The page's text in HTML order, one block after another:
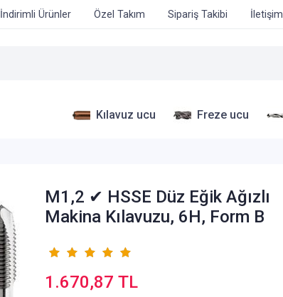
İndirimli Ürünler Özel Takım Sipariş Takibi İletişim
Kılavuz ucu Freze ucu
M1,2 ✔ HSSE Düz Eğik Ağızlı
Makina Kılavuzu, 6H, Form B
1.670,87 TL